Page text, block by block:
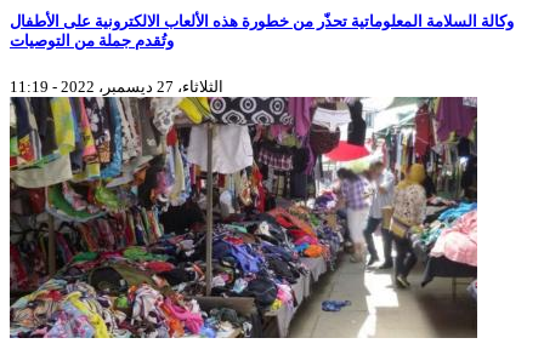
وكالة السلامة المعلوماتية تحذّر من خطورة هذه الألعاب الالكترونية على الأطفال
وتُقدم جملة من التوصيات
الثلاثاء، 27 ديسمبر، 2022 - 11:19